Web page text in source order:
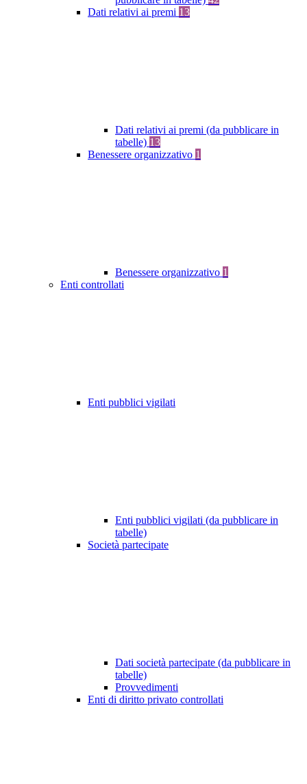
Dati relativi ai premi 13
Dati relativi ai premi (da pubblicare in
tabelle) 13
Benessere organizzativo 1
Benessere organizzativo 1
Enti controllati
Enti pubblici vigilati
Enti pubblici vigilati (da pubblicare in
tabelle)
Società partecipate
Dati società partecipate (da pubblicare in
tabelle)
Provvedimenti
Enti di diritto privato controllati